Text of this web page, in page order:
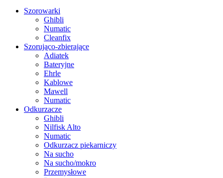
Szorowarki
Ghibli
Numatic
Cleanfix
Szorująco-zbierające
Adiatek
Bateryjne
Ehrle
Kablowe
Mawell
Numatic
Odkurzacze
Ghibli
Nilfisk Alto
Numatic
Odkurzacz piekarniczy
Na sucho
Na sucho/mokro
Przemysłowe